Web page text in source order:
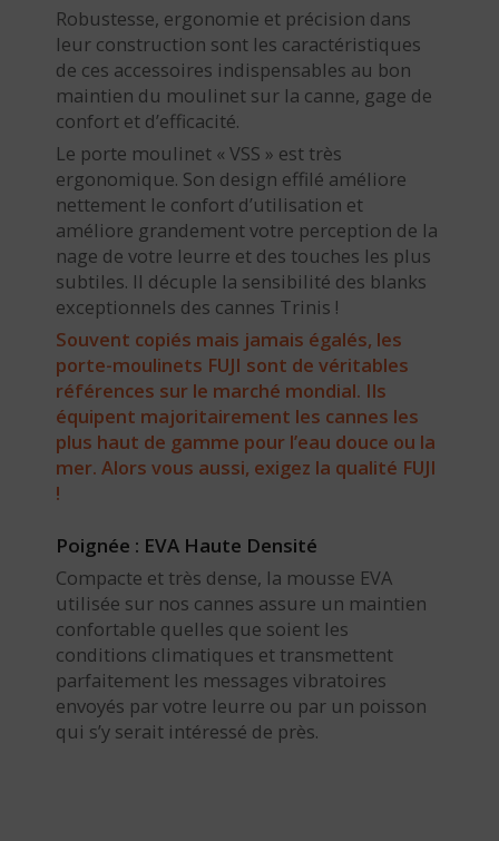
Robustesse, ergonomie et précision dans
leur construction sont les caractéristiques
de ces accessoires indispensables au bon
maintien du moulinet sur la canne, gage de
confort et d’efficacité.
Le porte moulinet « VSS » est très
ergonomique. Son design effilé améliore
nettement le confort d’utilisation et
améliore grandement votre perception de la
nage de votre leurre et des touches les plus
subtiles. Il décuple la sensibilité des blanks
exceptionnels des cannes Trinis !
Souvent copiés mais jamais égalés, les
porte-moulinets FUJI sont de véritables
références sur le marché mondial. Ils
équipent majoritairement les cannes les
plus haut de gamme pour l’eau douce ou la
mer. Alors vous aussi, exigez la qualité FUJI
!
Poignée : EVA Haute Densité
Compacte et très dense, la mousse EVA
utilisée sur nos cannes assure un maintien
confortable quelles que soient les
conditions climatiques et transmettent
parfaitement les messages vibratoires
envoyés par votre leurre ou par un poisson
qui s’y serait intéressé de près.